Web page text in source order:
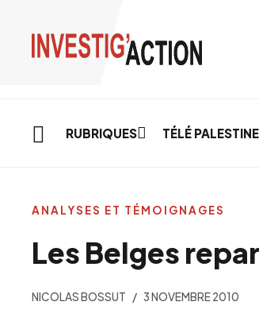
RUBRIQUES TÉLÉ PALESTINE
Les Belges
NICOLAS BOSSUT 3 NOVEMBRE 2010
ANALYSES ET TÉMOIGNAGES